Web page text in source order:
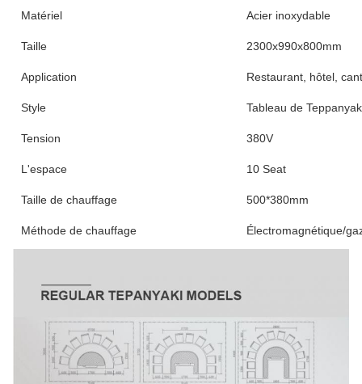
Matériel Acier inoxydable
Taille 2300x990x800mm
Application Restaurant, hôtel,
Style Tableau de
Tension 380V
L'espace 10 Seat
Taille de chauffage 500*380mm
Méthode de chauffage Électromagnétique/